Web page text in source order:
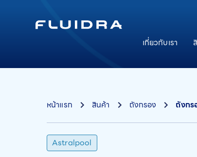
เกี่ยวกับเรา
หน้าแรก สินค้า ถังกรอง ถังก
Astralpool